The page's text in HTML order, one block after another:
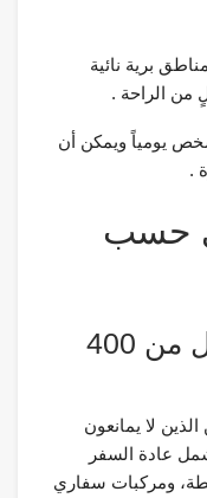
برية نائية
من الراحة .
دولار للشخص يومياً ويمكن أن
حسب
السفاري الاقتصادي (أقل من 400
لا يمانعون
عادة السفر
ومركبات سفاري